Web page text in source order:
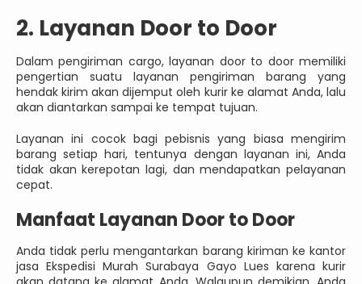
2. Layanan Door to Door
Dalam pengiriman cargo, layanan door to door memiliki
pengertian suatu layanan pengiriman barang yang
hendak kirim akan dijemput oleh kurir ke alamat Anda, lalu
akan diantarkan sampai ke tempat tujuan.
Layanan ini cocok bagi pebisnis yang biasa mengirim
barang setiap hari, tentunya dengan layanan ini, Anda
tidak akan kerepotan lagi, dan mendapatkan pelayanan
cepat.
Manfaat Layanan Door to Door
Anda tidak perlu mengantarkan barang kiriman ke kantor
jasa Ekspedisi Murah Surabaya Gayo Lues karena kurir